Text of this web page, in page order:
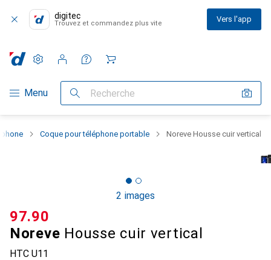
digitec
Trouvez et commandez plus vite Vers l'app
Navigation par catégorie
Menu Recherche
Paramètres
Compte client
Listes de comparaison
Listes d'envies
Panier
Coque pour téléphone portable Noreve Housse cuir vertical
2 images
Noreve Housse cuir vertical
HTC U11
CHF
97.90